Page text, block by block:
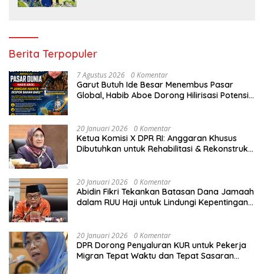
Berita Terpopuler
7 Agustus 2026 0 Komentar
Garut Butuh Ide Besar Menembus Pasar
Global, Habib Aboe Dorong Hilirisasi Potensi
20 Januari 2026 0 Komentar
Ketua Komisi X DPR RI: Anggaran Khusus
Dibutuhkan untuk Rehabilitasi & Rekonstruksi
20 Januari 2026 0 Komentar
Abidin Fikri Tekankan Batasan Dana Jamaah
dalam RUU Haji untuk Lindungi Kepentingan
20 Januari 2026 0 Komentar
DPR Dorong Penyaluran KUR untuk Pekerja
Migran Tepat Waktu dan Tepat Sasaran